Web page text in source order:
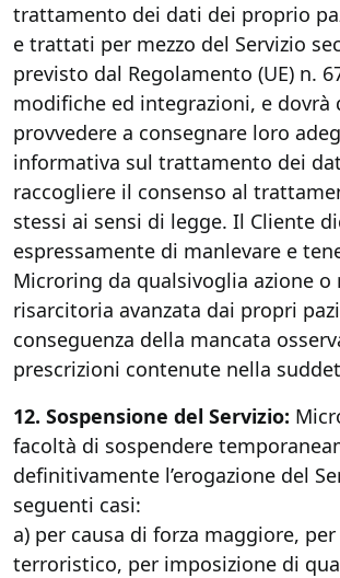
trattamento dei dati dei proprio
e trattati per mezzo del Servizio
previsto dal Regolamento (UE) n.
modifiche ed integrazioni, e dovrà
provvedere a consegnare loro
informativa sul trattamento dei
raccogliere il consenso al
stessi ai sensi di legge. Il Cliente
espressamente di manlevare e
Microring da qualsivoglia azione o
risarcitoria avanzata dai propri
conseguenza della mancata
prescrizioni contenute nella
12. Sospensione del Servizio:
facoltà di sospendere
definitivamente l’erogazione del
seguenti casi:
a) per causa di forza maggiore,
terroristico, per imposizione di